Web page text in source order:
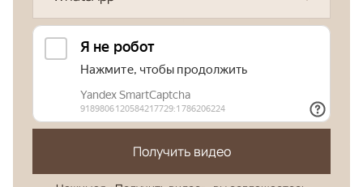
Получить видео